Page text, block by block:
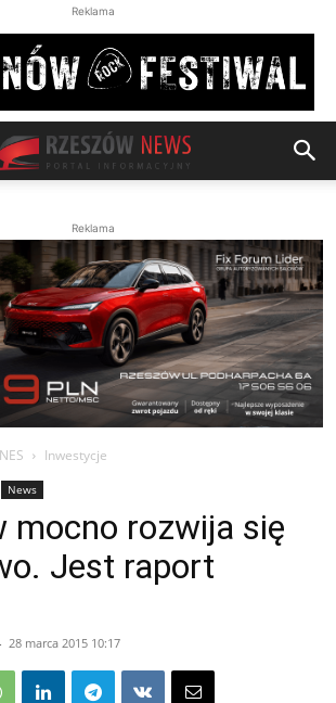
Reklama
Reklama
Inwestycje
News
mocno rozwija się
Jest raport
28 marca 2015 10:17